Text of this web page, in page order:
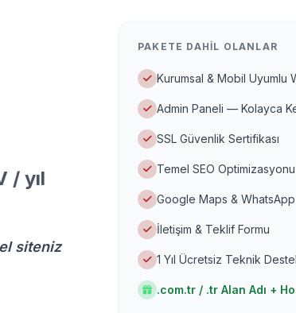
/ yıl
siteniz
PAKETE DAHIL OLANLAR
Kurumsal & Mobil Uyumlu
Admin Paneli — Kolayca
SSL Güvenlik Sertifikası
Temel SEO
Google Maps &
İletişim & Teklif Formu
1 Yıl Ücretsiz Teknik
.com.tr / .tr Alan Adı +